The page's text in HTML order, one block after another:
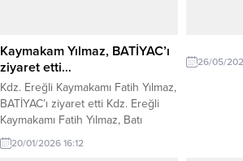
Kaymakam Yılmaz, BATİYAC’ı
ziyaret etti…
Kdz. Ereğli Kaymakamı Fatih Yılmaz,
BATİYAC’ı ziyaret etti Kdz. Ereğli
Kaymakamı Fatih Yılmaz, Batı
Karadeniz İnternet Gazetecileri ve
Yazarları Cemiyeti’ni (BATİYAC)
20/01/2026 16:12
26/05/